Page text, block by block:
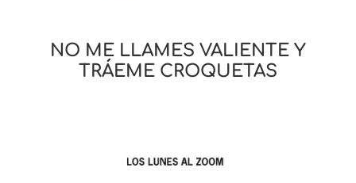
NO ME LLAMES VALIENTE Y
TRÁEME CROQUETAS